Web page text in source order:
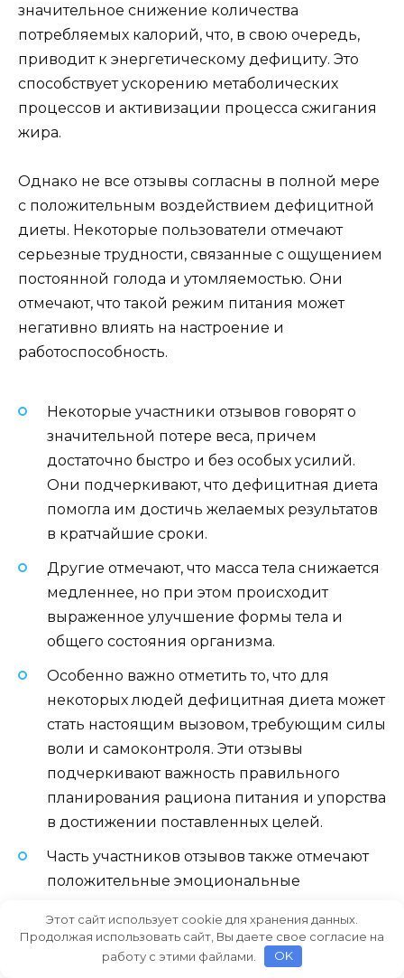
значительное снижение количества
потребляемых калорий, что, в свою очередь,
приводит к энергетическому дефициту. Это
способствует ускорению метаболических
процессов и активизации процесса сжигания
жира.
Однако не все отзывы согласны в полной мере
с положительным воздействием дефицитной
диеты. Некоторые пользователи отмечают
серьезные трудности, связанные с ощущением
постоянной голода и утомляемостью. Они
отмечают, что такой режим питания может
негативно влиять на настроение и
работоспособность.
Некоторые участники отзывов говорят о
значительной потере веса, причем
достаточно быстро и без особых усилий.
Они подчеркивают, что дефицитная диета
помогла им достичь желаемых результатов
в кратчайшие сроки.
Другие отмечают, что масса тела снижается
медленнее, но при этом происходит
выраженное улучшение формы тела и
общего состояния организма.
Особенно важно отметить то, что для
некоторых людей дефицитная диета может
стать настоящим вызовом, требующим силы
воли и самоконтроля. Эти отзывы
подчеркивают важность правильного
планирования рациона питания и упорства
в достижении поставленных целей.
Часть участников отзывов также отмечают
положительные эмоциональные
процессе применения дефицитной диеты.
Этот сайт использует cookie для хранения данных.
Продолжая использовать сайт, Вы даете свое согласие на
работу с этими файлами.
OK